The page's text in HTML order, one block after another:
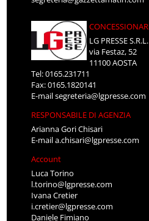
LG PRESSE S.R.L.
via Festaz, 52
11100 AOSTA
Tel: 0165.231711
Fax: 0165.1820141
E-mailsegreteria@lgpresse.com
RESPONSABILE DI AGENZIA
Arianna Gori Chisari
E-maila.chisari@lgpresse.com
Account
Luca Torino
l.torino@lgpresse.com
Ivana Cretier
i.cretier@lgpresse.com
Daniele Fimiano
d.fimiano@lgpresse.com